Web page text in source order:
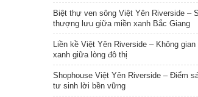
Biệt thự ven sông Việt Yên Riverside –
thượng lưu giữa miền xanh Bắc Giang
Liền kề Việt Yên Riverside – Không gian
xanh giữa lòng đô thị
Shophouse Việt Yên Riverside – Điểm
tư sinh lời bền vững